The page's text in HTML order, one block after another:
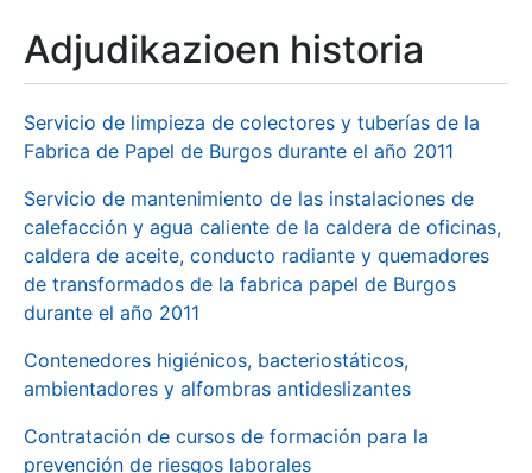
Adjudikazioen historia
Servicio de limpieza de colectores y tuberías de la
Fabrica de Papel de Burgos durante el año 2011
Servicio de mantenimiento de las instalaciones de
calefacción y agua caliente de la caldera de oficinas,
caldera de aceite, conducto radiante y quemadores
de transformados de la fabrica papel de Burgos
durante el año 2011
Contenedores higiénicos, bacteriostáticos,
ambientadores y alfombras antideslizantes
Contratación de cursos de formación para la
prevención de riesgos laborales